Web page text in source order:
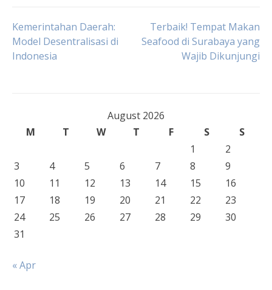
Post
navigation
Kemerintahan Daerah:
Model Desentralisasi di
Indonesia
Terbaik! Tempat Makan
Seafood di Surabaya yang
Wajib Dikunjungi
August 2026
M
T W T F S
S
1
2
3
4 5 6 7 8
9
10
11 12 13 14 15
16
17
18 19 20 21 22
23
24
25 26 27 28 29
30
31
« Apr